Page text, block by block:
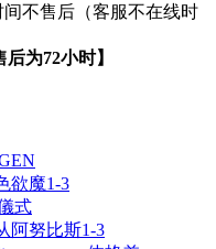
不售后（客服不在线时
为72小时】
欲魔1-3
式
阿努比斯1-3